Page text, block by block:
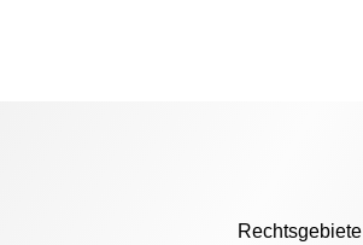
Rechtsgebiete